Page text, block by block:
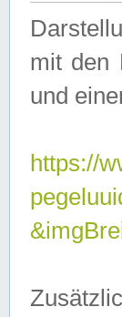
mit den
und
https://